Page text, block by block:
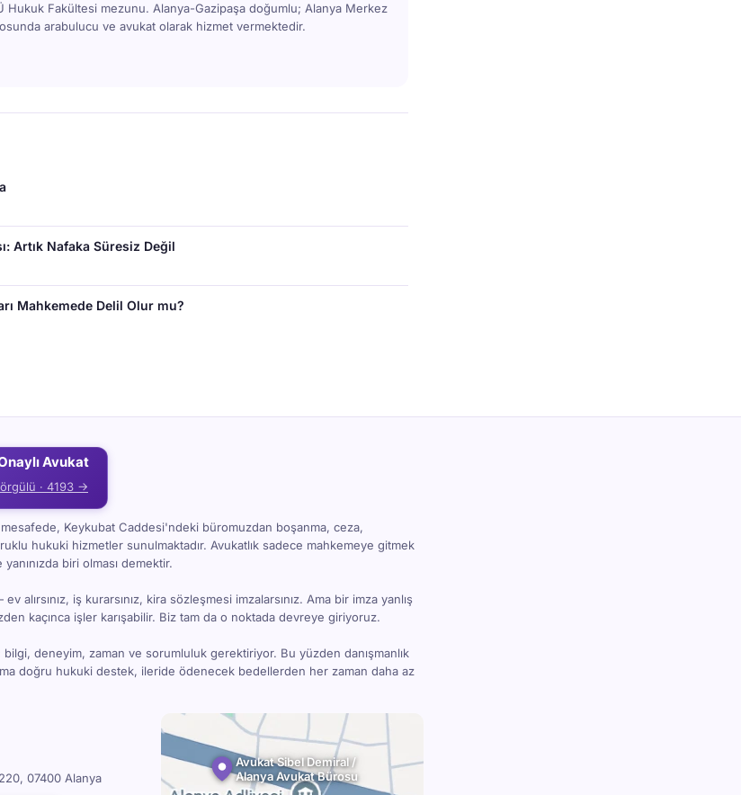
Hukuk Fakültesi mezunu. Alanya-Gazipaşa doğumlu; Alanya Merkez
arabulucu ve avukat olarak hizmet vermektedir.
Artık Nafaka Süresiz Değil
Mahkemede Delil Olur mu?
Avukat
· 4193 →
Keykubat Caddesi'ndeki büromuzdan boşanma, ceza,
hukuki hizmetler sunulmaktadır. Avukatlık sadece mahkemeye gitmek
biri olması demektir.
alırsınız, iş kurarsınız, kira sözleşmesi imzalarsınız. Ama bir imza yanlış
kaçınca işler karışabilir. Biz tam da o noktada devreye giriyoruz.
bilgi, deneyim, zaman ve sorumluluk gerektiriyor. Bu yüzden danışmanlık
doğru hukuki destek, ileride ödenecek bedellerden her zaman daha az
07400 Alanya
Avukat Sibel Demiral /
Alanya Avukat Bürosu